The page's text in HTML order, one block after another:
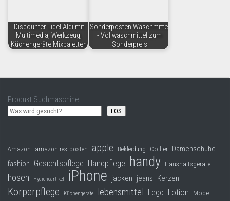
Discounter Lidel Aldi mit
Multimedia, Werkzeug,
Küchengeräte Mixpaletten
Sonderposten Waschmittel
- Vollwaschmittel zum
Sonderpreis
Produkt Suchmaschine
LOS
Amazon amazon restposten apple Bekleidung Collier Damenschuhe
fashion Gesichtspflege Handpflege handy Haushaltsgeräte
hosen Hygieneartikel iPhone jacken jeans Kerzen
Körperpflege Küchengeräte lebensmittel Lego Lotion Mode